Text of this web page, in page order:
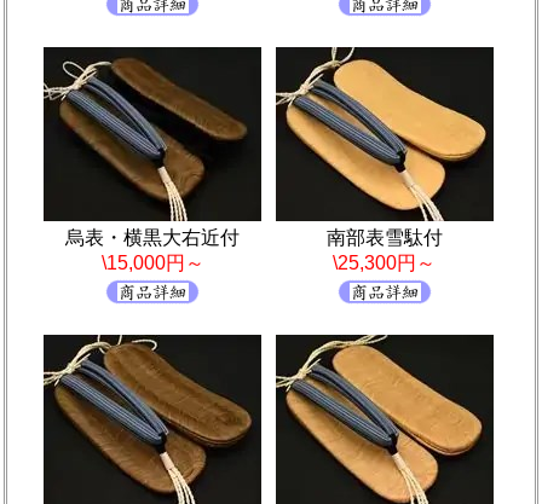
烏表・横黒大右近付
\15,000円～
南部表雪駄付
\25,300円～